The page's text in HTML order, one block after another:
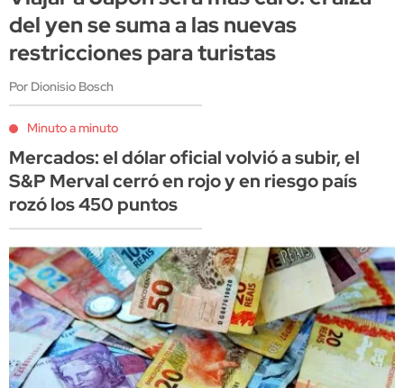
del yen se suma a las nuevas
restricciones para turistas
Por Dionisio Bosch
Minuto a minuto
Mercados: el dólar oficial volvió a subir, el
S&P Merval cerró en rojo y en riesgo país
rozó los 450 puntos